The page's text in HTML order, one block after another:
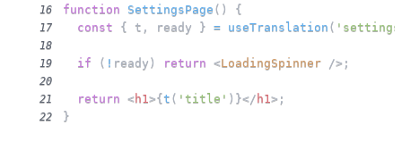
16 function SettingsPage ( ) {
17 const { t , ready } = useTranslation (
18
19
if ( ! ready ) return <LoadingSpinner /> ;
20
21
return < h1>{t ( 'title' ) }</ h1> ;
22 }